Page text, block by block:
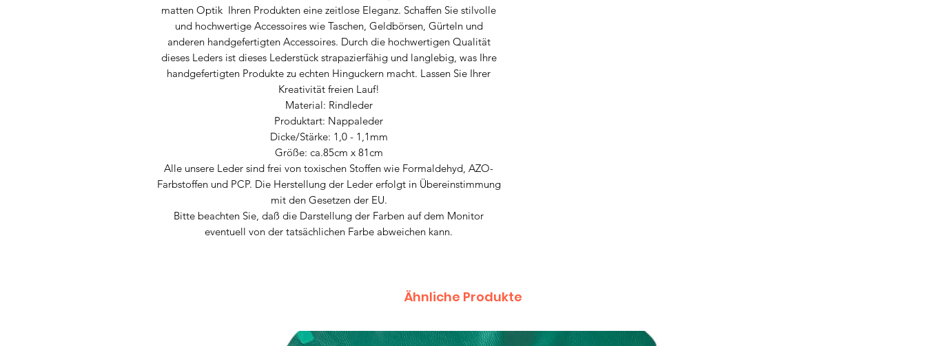
matten Optik Ihren Produkten eine zeitlose Eleganz. Schaffen Sie stilvolle
und hochwertige Accessoires wie Taschen, Geldbörsen, Gürteln und
anderen handgefertigten Accessoires. Durch die hochwertigen Qualität
dieses Leders ist dieses Lederstück strapazierfähig und langlebig, was Ihre
handgefertigten Produkte zu echten Hinguckern macht. Lassen Sie Ihrer
Kreativität freien Lauf!
Material: Rindleder
Produktart: Nappaleder
Dicke/Stärke: 1,0 - 1,1mm
Größe: ca.85cm x 81cm
Alle unsere Leder sind frei von toxischen Stoffen wie Formaldehyd, AZO-
Farbstoffen und PCP. Die Herstellung der Leder erfolgt in Übereinstimmung
mit den Gesetzen der EU.
Bitte beachten Sie, daß die Darstellung der Farben auf dem Monitor
eventuell von der tatsächlichen Farbe abweichen kann.
Ähnliche Produkte